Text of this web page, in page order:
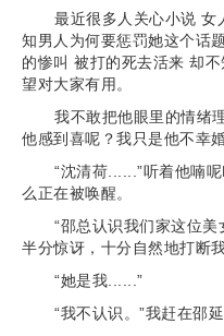
最近很多人关心小说 女
知男人为何要惩罚她这个话
的惨叫 被打的死去活来 却
望对大家有用。
我不敢把他眼里的情绪
他感到喜呢？我只是他不幸
“沈清荷......”听着他喃
么正在被唤醒。
“邵总认识我们家这位
半分惊讶，十分自然地打断
“她是我......”
“我不认识。”我赶在邵